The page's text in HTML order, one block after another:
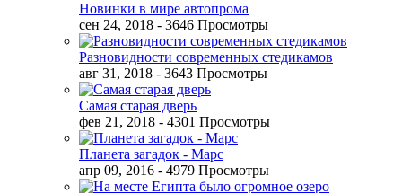
Новинки в мире автопрома
сен 24, 2018 - 3646 Просмотры
Разновидности современных стедикамов
авг 31, 2018 - 3643 Просмотры
Самая старая дверь
фев 21, 2018 - 4301 Просмотры
Планета загадок - Марс
апр 09, 2016 - 4979 Просмотры